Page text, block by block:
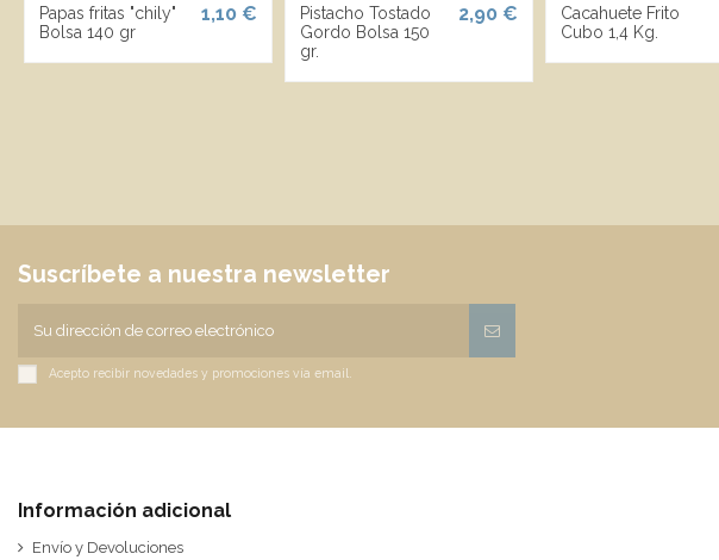
Papas fritas "chily"
Bolsa 140 gr
1,10 €
Pistacho Tostado
Gordo Bolsa 150
gr.
2,90 €
Cacahuete Frito
Cubo 1,4 Kg.
Suscríbete a nuestra newsletter
Acepto recibir novedades y promociones vía email.
Información adicional
Envío y Devoluciones